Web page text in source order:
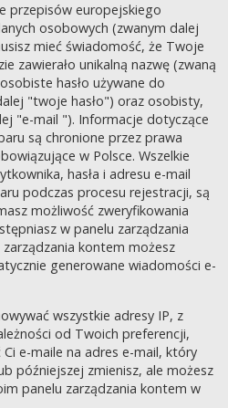
przepisów europejskiego
osobowych (zwanym dalej
mieć świadomość, że Twoje
zawierało unikalną nazwę (zwaną
hasło używane do
"twoje hasło") oraz osobisty,
"e-mail "). Informacje dotyczące
są chronione przez prawa
w Polsce. Wszelkie
hasła i adresu e-mail
podczas procesu rejestracji, są
możliwość zweryfikowania
w panelu zarządzania
kontem możesz
generowane wiadomości e-
wszystkie adresy IP, z
od Twoich preferencji,
Ci e-maile na adres e-mail, który
późniejszej zmienisz, ale możesz
panelu zarządzania kontem w